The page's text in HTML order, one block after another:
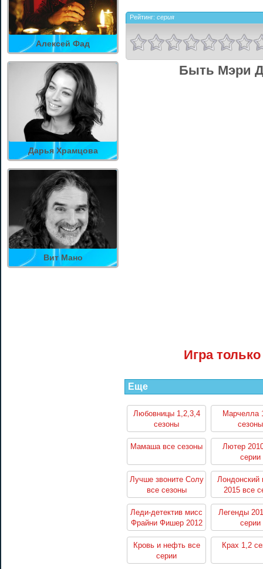
Алексей Фад
Дарья Храмцова
Вит Мано
Рейтинг: серия
Быть Мэри
Игра
Еще
Любовницы 1,2,3,4
сезоны
Марчелла
сезоны
Мамаша все сезоны
Лютер
серии
Лучше звоните Солу
все сезоны
Лондонский
2015 все
Леди-детектив мисс
Фрайни Фишер 2012
все серии
Легенды
серии
Кровь и нефть все
серии
Крах 1,2